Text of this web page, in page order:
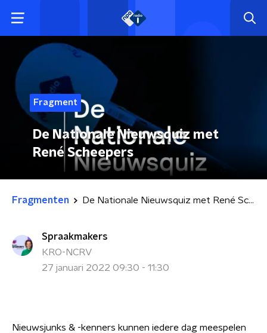
Fragment
De Nationale Nieuwsquiz met
René Scheepers
Fragmenten De Nationale Nieuwsquiz met René Scheepers
Spraakmakers
KRO-NCRV
27 januari 2022 09:30 - 11:30
Nieuwsjunks & -kenners kunnen iedere dag meespelen